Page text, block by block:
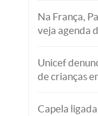
Na França,
veja agenda
Unicef
de crianças
Capela